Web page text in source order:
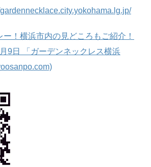
！横浜市内の見どころもご紹介！
9日 「ガーデンネックレス横浜